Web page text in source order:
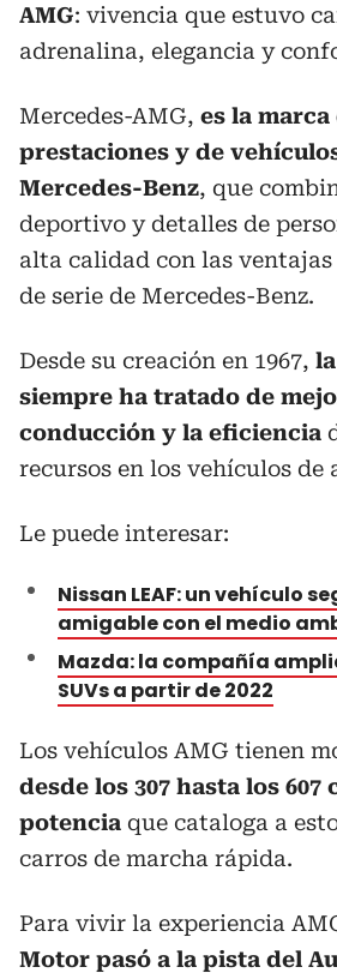
AMG: vivencia que estuvo
adrenalina, elegancia y
Mercedes-AMG, es la marca
prestaciones y de
Mercedes-Benz, que
deportivo y detalles de
alta calidad con las
de serie de Mercedes-Benz.
Desde su creación en 1967,
siempre ha tratado de
conducción y la eficiencia
recursos en los vehículos de
Le puede interesar:
Nissan LEAF: un vehículo
amigable con el medio
Mazda: la compañía
SUVs a partir de 2022
Los vehículos AMG tienen
desde los 307 hasta los 607
potencia que cataloga a
carros de marcha rápida.
Para vivir la experiencia
Motor pasó a la pista del